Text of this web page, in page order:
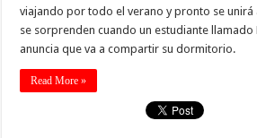
viajando por todo el verano y pronto se unirá
se sorprenden cuando un estudiante llamado
anuncia que va a compartir su dormitorio.
Read More »